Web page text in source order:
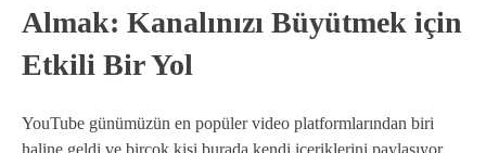
Almak: Kanalınızı Büyütmek için
Etkili Bir Yol
YouTube günümüzün en popüler video platformlarından biri
haline geldi ve birçok kişi burada kendi içeriklerini paylaşıyor.